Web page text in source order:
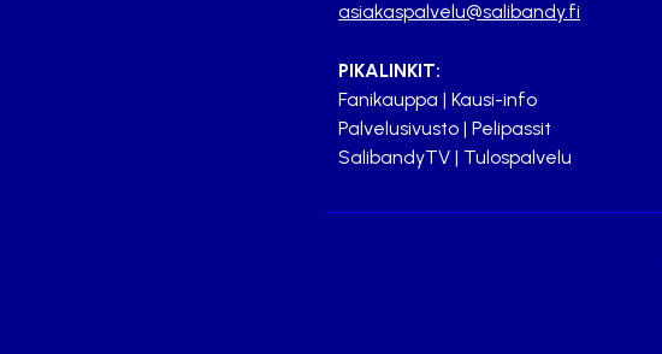
asiakaspalvelu@salibandy.fi
PIKALINKIT:
Fanikauppa | Kausi-info
Palvelusivusto | Pelipassit
SalibandyTV | Tulospalvelu